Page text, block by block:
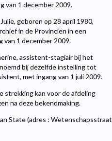
van 1 december 2009.
geboren op 28 april 1980,
in de Provinciën in een
van 1 december 2009.
assistent-stagiair bij het
bij dezelfde instelling tot
met ingang van 1 juli 2009.
strekking kan voor de afdeling
na deze bekendmaking.
State (adres : Wetenschapsstraat